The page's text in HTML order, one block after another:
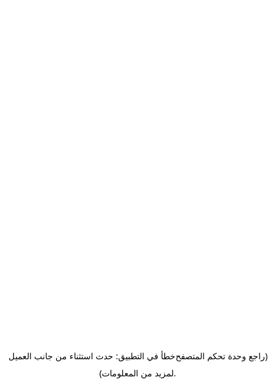
خطأ في التطبيق: حدث استثناء من جانب العميل(راجع وحدة تحكم المتصفح
لمزيد من المعلومات).